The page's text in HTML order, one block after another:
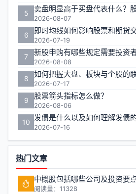
5
2026-08-07
6 即时均线如何影响股票和期货
2026-07-19
7 新股申购有哪些规定需要投资
2026-08-08
8
2026-07-17
9 股票箭头指标怎么做？
2026-08-06
10 发债是什么以及如何理解发债
2026-07-16
热门文章
中概股包括哪些公司及投资要
阅读量：11328